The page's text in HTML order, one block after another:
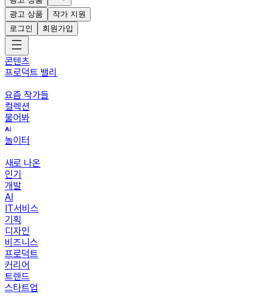
광고 상품
작가 지원
로그인
회원가입
콘텐츠
프로덕트 밸리
요즘 작가들
컬렉션
물어봐
놀이터
새로 나온
인기
개발
AI
IT서비스
기획
디자인
비즈니스
프로덕트
커리어
트렌드
스타트업